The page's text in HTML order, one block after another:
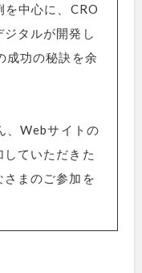
中心に、CRO
タルが開発し
成功の秘訣を余
、Webサイトの
ていただきた
まのご参加を